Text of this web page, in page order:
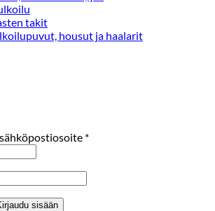
takit
housut ja haalarit
*Vaaditaan
sisään